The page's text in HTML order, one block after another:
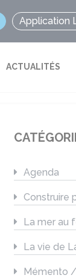
Application
ACTUALITÉS
Agenda
Construire
La mer au
La vie de
Mémento